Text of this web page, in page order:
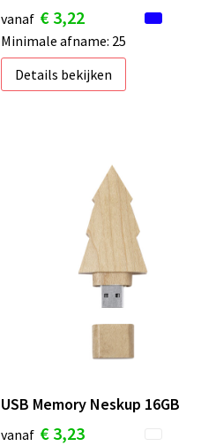
vanaf € 3,22
Minimale afname: 25
Details bekijken
USB Memory Neskup 16GB
vanaf € 3,23